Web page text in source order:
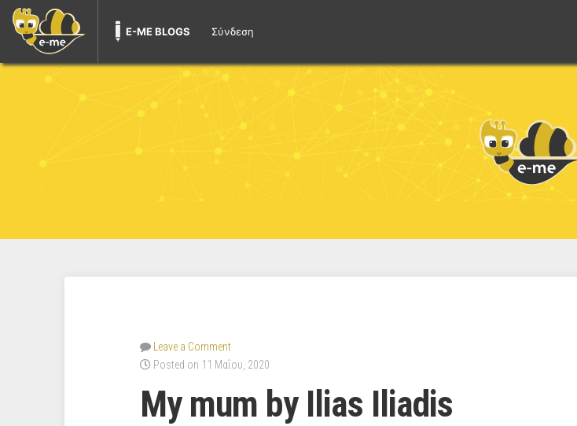
E-ME BLOGS Σύνδεση
Leave a Comment
Posted on 11 Μαΐου, 2020
My mum by Ilias Iliadis